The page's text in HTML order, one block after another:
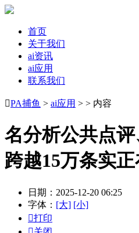
首页
关于我们
ai资讯
ai应用
联系我们
PA捕鱼 > ai应用 > > 内容
名分析公共点
跨越15万条实正
日期：2025-12-20 06:25
字体： [大] [小]
打印